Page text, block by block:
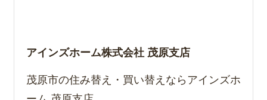
アインズホーム株式会社 茂原支店
茂原市の住み替え・買い替えならアインズホ